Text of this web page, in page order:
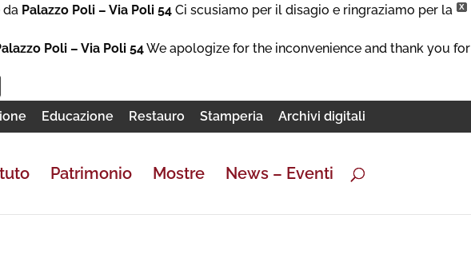
X
da Palazzo Poli – Via Poli 54Ci scusiamo per il disagio e ringraziamo per la
Poli – Via Poli 54We apologize for the inconvenience and thank you for
Educazione Restauro Stamperia Archivi digitali
Patrimonio Mostre News – Eventi